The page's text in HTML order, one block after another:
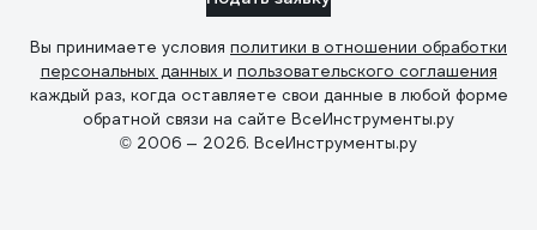
Вы принимаете условия политики в отношении обработки
персональных данных и пользовательского соглашения
каждый раз, когда оставляете свои данные в любой форме
обратной связи на сайте ВсеИнструменты.ру
© 2006 — 2026. ВсеИнструменты.ру